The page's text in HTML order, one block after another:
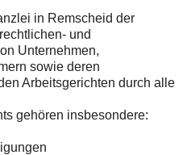
in Remscheid der
und
Unternehmen,
sowie deren
Arbeitsgerichten durch alle
gehören insbesondere: